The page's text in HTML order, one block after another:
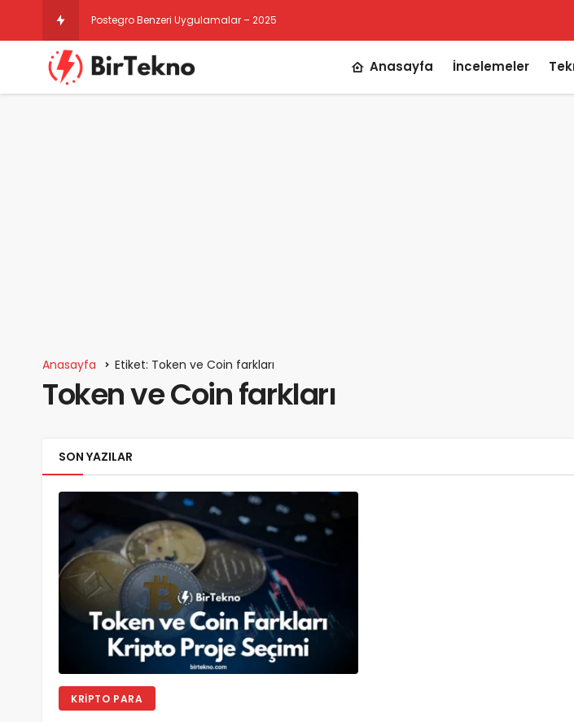
Postegro Benzeri Uygulamalar – 2025
Anasayfa İncelemeler
Anasayfa Etiket: Token ve Coin farkları
Token ve Coin farkları
SON YAZILAR
KRIPTO PARA